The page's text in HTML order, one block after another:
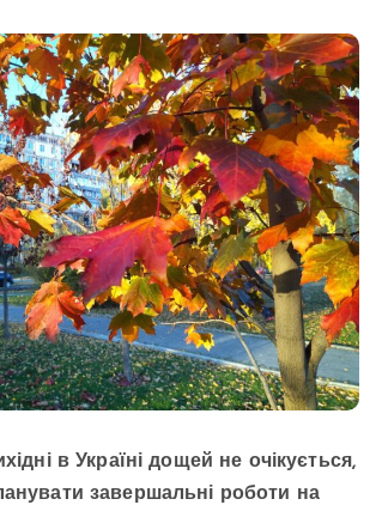
в Україні дощей не очікується,
завершальні роботи на